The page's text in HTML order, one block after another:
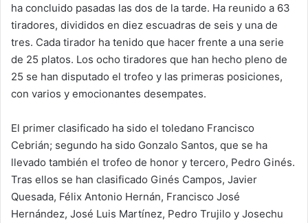
ha concluido pasadas las dos de la tarde. Ha reunido a 63
tiradores, divididos en diez escuadras de seis y una de
tres. Cada tirador ha tenido que hacer frente a una serie
de 25 platos. Los ocho tiradores que han hecho pleno de
25 se han disputado el trofeo y las primeras posiciones,
con varios y emocionantes desempates.
El primer clasificado ha sido el toledano Francisco
Cebrián; segundo ha sido Gonzalo Santos, que se ha
llevado también el trofeo de honor y tercero, Pedro Ginés.
Tras ellos se han clasificado Ginés Campos, Javier
Quesada, Félix Antonio Hernán, Francisco José
Hernández, José Luis Martínez, Pedro Trujilo y Josechu